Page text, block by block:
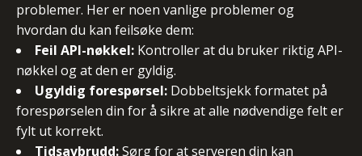
problemer. Her er noen vanlige problemer og
hvordan du kan feilsøke dem:
Feil API-nøkkel: Kontroller at du bruker riktig API-
nøkkel og at den er gyldig.
Ugyldig forespørsel: Dobbeltsjekk formatet på
forespørselen din for å sikre at alle nødvendige felt er
fylt ut korrekt.
Tidsavbrudd:Sørg for at serveren din kan